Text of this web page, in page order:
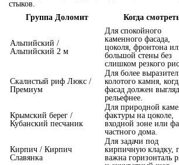
стыков.
Группа Доломит
Когда
Альпийский /
Альпийский 2 м
Для спокойного
каменного фасада,
цоколя, фронтона
большой стены без
слишком резкого
Скалистый риф Люкс /
Премиум
Для более
колотого камня,
фасад должен
рельефнее.
Крымский берег /
Кубанский песчаник
Для природной
фактуры на цоколе,
входной зоне или
частного дома.
Кирпич / Кирпич
Славянка
Для задачи под
кирпичную кладку,
важна горизонталь